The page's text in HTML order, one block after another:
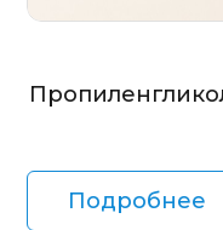
Подробнее